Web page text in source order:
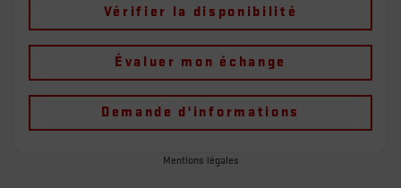
Vérifier la disponibilité
Évaluer mon échange
Demande d'informations
Mentions légales